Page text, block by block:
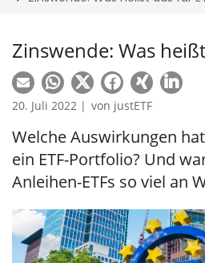
Zinswende: Was
20. Juli 2022 | von justETF
Welche Auswirkungen
ein ETF-Portfolio? Und
Anleihen-ETFs so viel an